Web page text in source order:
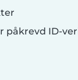
påkrevd ID-